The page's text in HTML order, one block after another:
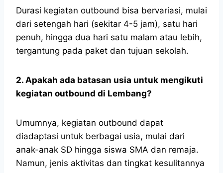
Durasi kegiatan outbound bisa bervariasi, mulai
dari setengah hari (sekitar 4-5 jam), satu hari
penuh, hingga dua hari satu malam atau lebih,
tergantung pada paket dan tujuan sekolah.
2. Apakah ada batasan usia untuk mengikuti
kegiatan outbound di Lembang?
Umumnya, kegiatan outbound dapat
diadaptasi untuk berbagai usia, mulai dari
anak-anak SD hingga siswa SMA dan remaja.
Namun, jenis aktivitas dan tingkat kesulitannya